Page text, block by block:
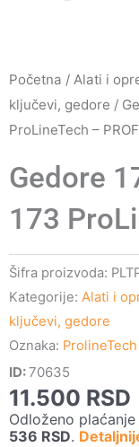
Početna / Alati i
ključevi, gedore /
ProLineTech –
Gedore
173
Šifra proizvoda:
Kategorije: Alati i
ključevi, gedore
Oznaka: ProlineTech
ID:70635
11.500 RSD
Odloženo plaćanje
536 RSD.